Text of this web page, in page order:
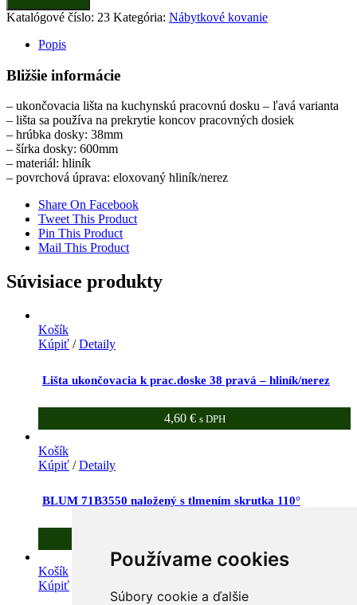
Používame cookies
Súbory cookie a ďalšie
Katalógové číslo: 23 Kategória: Nábytkové kovanie
Popis
Bližšie informácie
– ukončovacia lišta na kuchynskú pracovnú dosku – ľavá varianta
– lišta sa používa na prekrytie koncov pracovných dosiek
– hrúbka dosky: 38mm
– šírka dosky: 600mm
– materiál: hliník
– povrchová úprava: eloxovaný hliník/nerez
Share On Facebook
Tweet This Product
Pin This Product
Mail This Product
Súvisiace produkty
Košík
Kúpiť /Detaily
Lišta ukončovacia k prac.doske 38 pravá – hliník/nerez
4,60 € s DPH
Košík
Kúpiť /Detaily
BLUM 71B3550 naložený s tlmením skrutka 110°
Košík
Kúpiť